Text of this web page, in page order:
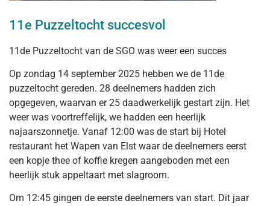
11e Puzzeltocht succesvol
11de Puzzeltocht van de SGO was weer een succes
Op zondag 14 september 2025 hebben we de 11de
puzzeltocht gereden. 28 deelnemers hadden zich
opgegeven, waarvan er 25 daadwerkelijk gestart zijn. Het
weer was voortreffelijk, we hadden een heerlijk
najaarszonnetje. Vanaf 12:00 was de start bij Hotel
restaurant het Wapen van Elst waar de deelnemers eerst
een kopje thee of koffie kregen aangeboden met een
heerlijk stuk appeltaart met slagroom.
Om 12:45 gingen de eerste deelnemers van start. Dit jaar